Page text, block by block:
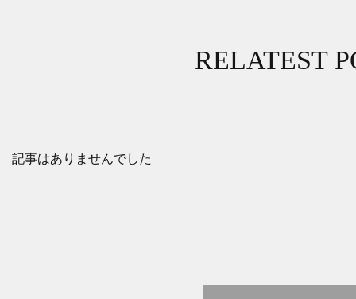
RELATEST
記事はありませんでした